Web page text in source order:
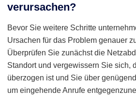
verursachen?
Bevor Sie weitere Schritte
Ursachen für das Problem genauer
Überprüfen Sie zunächst die
Standort und vergewissern Sie sich,
überzogen ist und Sie über
um eingehende Anrufe